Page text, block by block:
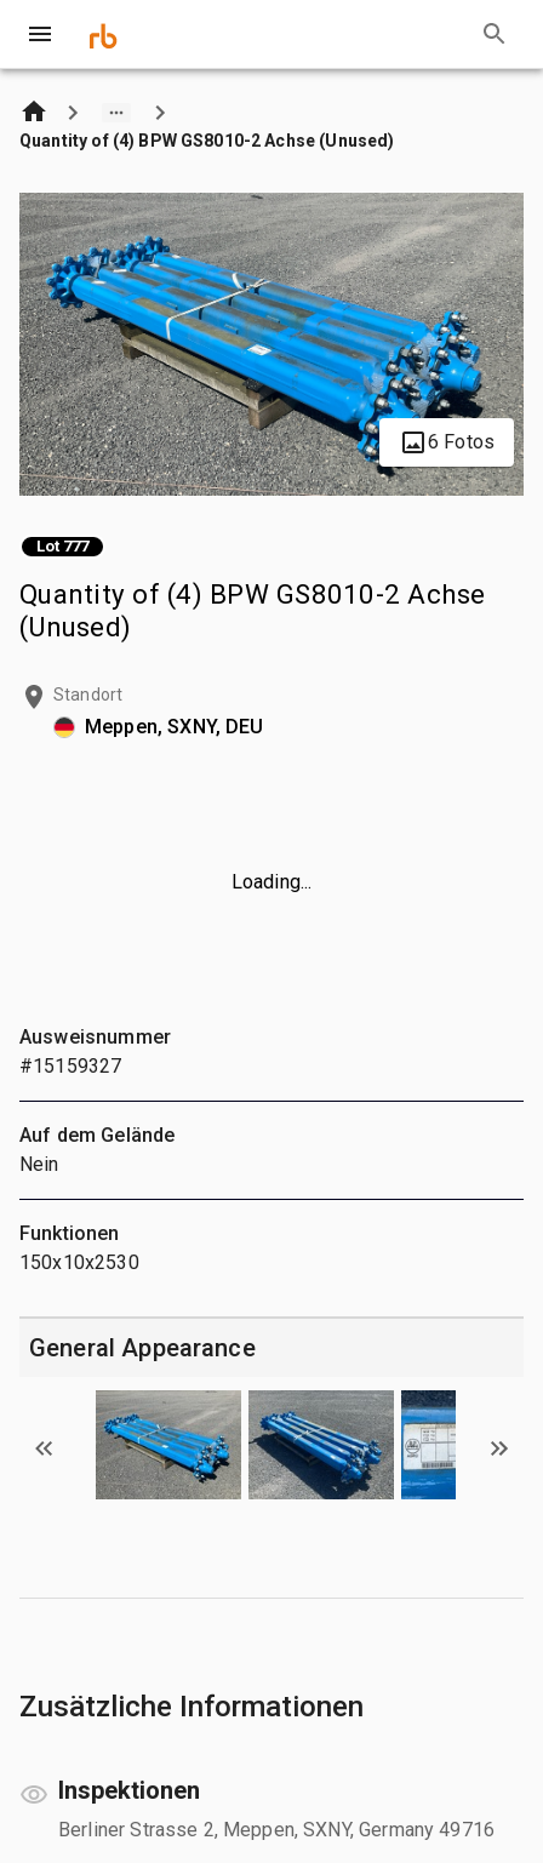
Quantity of (4) BPW GS8010-2 Achse (Unused)
6 Fotos
Lot 777
Quantity of (4) BPW GS8010-2 Achse
(Unused)
Standort
Meppen, SXNY, DEU
Loading...
Ausweisnummer
#15159327
Auf dem Gelände
Nein
Funktionen
150x10x2530
General Appearance
Zusätzliche Informationen
Inspektionen
Berliner Strasse 2, Meppen, SXNY, Germany 49716